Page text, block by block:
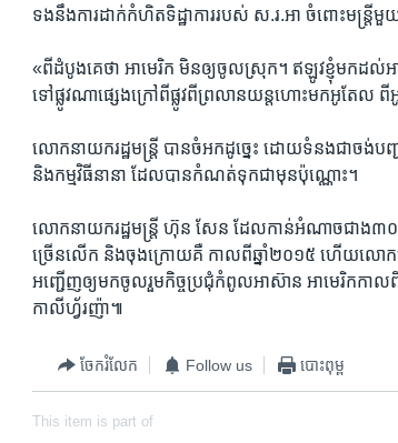
ទង​នឹង​ការ​ដាក់​កំហិត​ទិដ្ឋា​ការ​របស់​ ​ស.រ.អា​ ​ចំពោះ​មន្ត្រី​
«ពី​ដំបូង​គេ​ថា ​អាមេរិក​ ​មិន​ឲ្យ​ចូល​ស្រុក។​ ​ឥឡូវ​ខ្ញុំ​មក​ដល់​អា​ម
ទៅ​ផ្លូវ​ណា​ផ្សេង​ក្រៅពីផ្លូវ​ពី​ព្រលាន​យន្ត​ហោះមក​អូតែ
លោក​នាយក​រដ្ឋ​មន្ត្រី​ ​បាន​ចំអក​ដូច្នេះ​ ដោយ​ទំនង​ជា​ចង់​បញ្
និង​កម្ម​វិធី​នា​នា ​ដែល​បាន​កំណត់​ទុក​ជា​មុន​ប៉ុណ្ណោះ។
លោក​នាយក​រដ្ឋ​មន្ត្រី​ ​ហ៊ុន សែន​ ​ដែល​កាន់​អំណាច​ជាង​៣០
ច្រើន​លើក​ និង​ចុង​ក្រោយ​គឺ​ កាល​ពី​ឆ្នាំ​២០១៥​ ​ហើយ​លោក​ត្
អញ្ជើញ​ឲ្យ​មក​ចូល​រួម​កិច្ច​ប្រជុំ​កំពូល​អាស៊ាន​ ​អាមេរិក​កាល​
កាលីហ្វ័រញ៉ា៕
ចែករំលែក Follow us បោះពុម្ព
This item is part of